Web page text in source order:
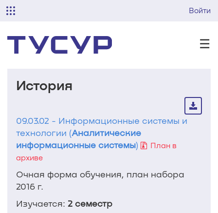
Войти
☰
История
09.03.02 - Информационные системы и
технологии (Аналитические
информационные системы)
План в
архиве
Очная форма обучения, план набора
2016 г.
Изучается: 2 семестр